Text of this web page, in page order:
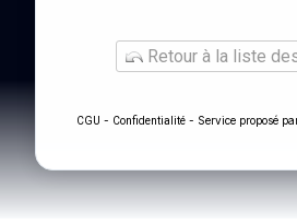
Retour à la liste
CGU - Confidentialité - Service proposé